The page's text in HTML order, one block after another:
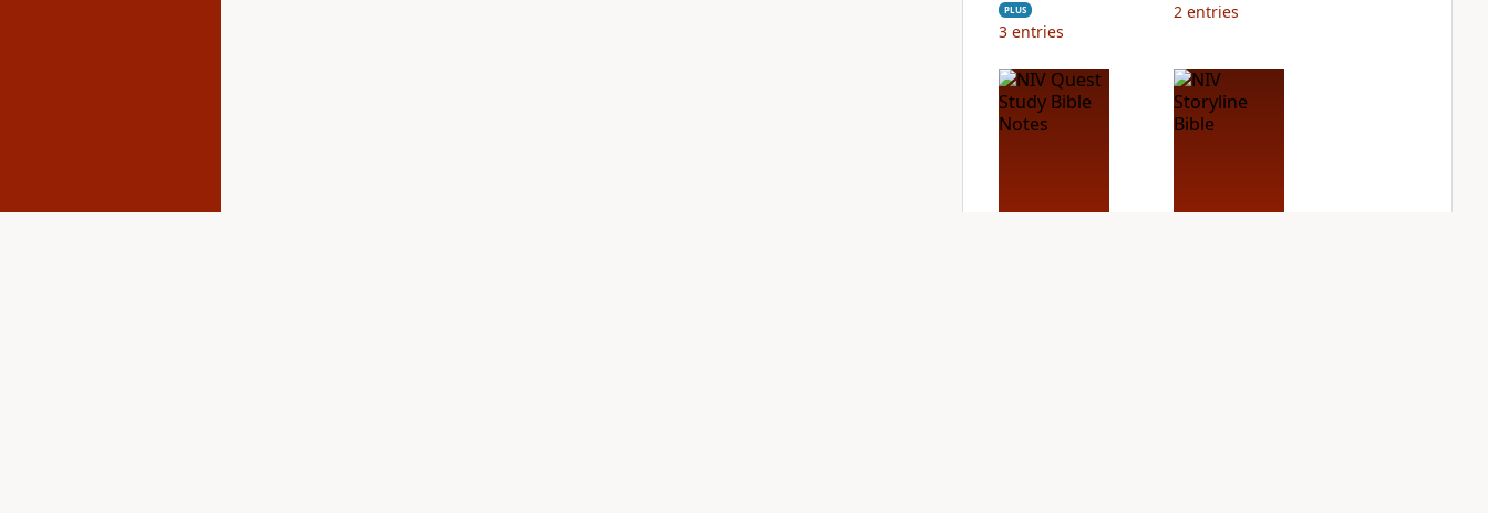
PLUS
3 entries
2 entries